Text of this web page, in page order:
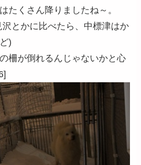
たくさん降りましたね～。
とかに比べたら、中標津はか
)
柵が倒れるんじゃないかと心